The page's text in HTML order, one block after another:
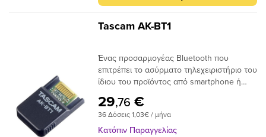
Χρησιμοποιώντας το συμπεριλαμβανόμενο
ομοαξονικό βύσμα DC: DP-006, DP-
καλωδίου mini-USB (περιλαμβάνεται σε
κάθε προϊόν): DR-05, DR-07MKII, DR-40,
DR-60DMKII, GB-10.
Tascam AK-BT1
Ένας προσαρμογέας Bluetooth που
επιτρέπει το ασύρματο τηλεχειριστήριο του
ίδιου του προϊόντος από smartphone ή
TASCAM.
29,76 €
36 Δόσεις 1,03€ / μήνα
Κατόπιν Παραγγελίας